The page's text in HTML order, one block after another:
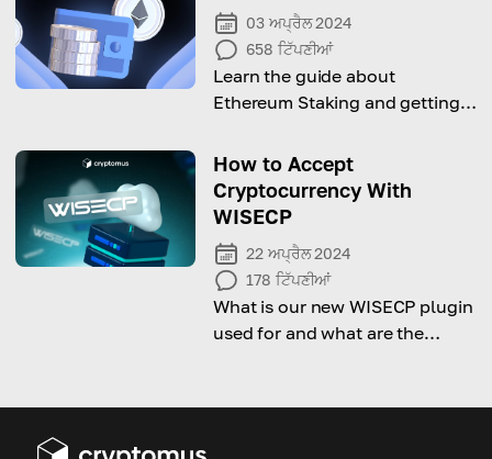
03 ਅਪ੍ਰੈਲ 2024
658 ਟਿੱਪਣੀਆਂ
Learn the guide about
Ethereum Staking and getting
How to Accept
Cryptocurrency With
WISECP
22 ਅਪ੍ਰੈਲ 2024
178 ਟਿੱਪਣੀਆਂ
What is our new WISECP plugin
used for and what are the